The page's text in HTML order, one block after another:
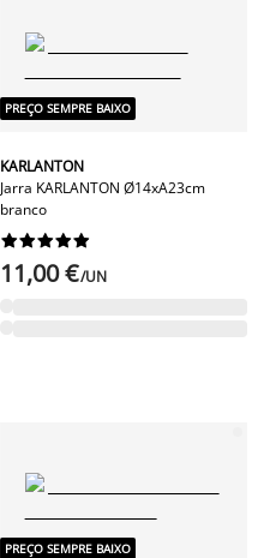
PREÇO SEMPRE BAIXO
KARLANTON
Jarra KARLANTON Ø14xA23cm
branco






11,00 €/UN
PREÇO SEMPRE BAIXO